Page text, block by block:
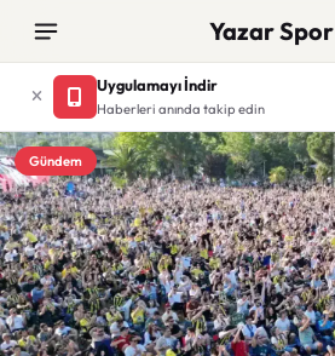
Yazar Spor
Uygulamayı İndir
Haberleri anında takip edin
Gündem